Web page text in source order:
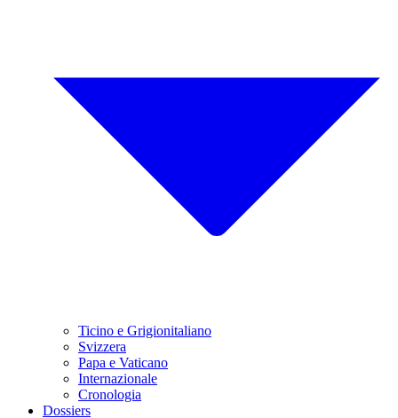
Ticino e Grigionitaliano
Svizzera
Papa e Vaticano
Internazionale
Cronologia
Dossiers